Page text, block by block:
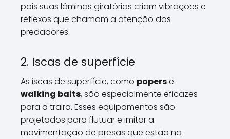
pois suas lâminas giratórias criam vibrações e
reflexos que chamam a atenção dos
predadores.
2. Iscas de superfície
As iscas de superfície, como poperse
walking baits, são especialmente eficazes
para a traira. Esses equipamentos são
projetados para flutuar e imitar a
movimentação de presas que estão na